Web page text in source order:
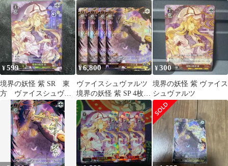
イス
¥599
境界の妖怪 紫 SR 東
方 ヴァイスシュヴァ
ルツ
¥6,800
ヴァイスシュヴァルツ
境界の妖怪 紫 SP 4枚
東方Project
¥300
境界の妖怪 紫 ヴァイス
シュヴァルツ